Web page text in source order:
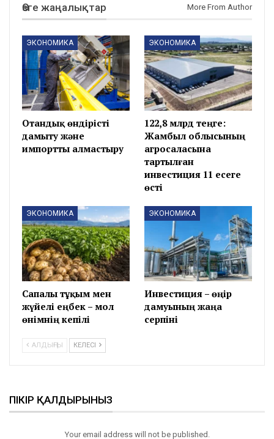
Өзге жаңалықтар More From Author
ЭКОНОМИКА
Отандық өндірісті
дамыту және
импортты алмастыру
ЭКОНОМИКА
122,8 млрд теңге:
Жамбыл облысының
агросаласына
тартылған
инвестиция 11 есеге
өсті
ЭКОНОМИКА
Сапалы тұқым мен
жүйелі еңбек – мол
өнімнің кепілі
ЭКОНОМИКА
Инвестиция – өңір
дамуының жаңа
серпіні
АЛДЫҢҒЫ КЕЛЕСІ
ПІКІР ҚАЛДЫРЫНЫЗ
Your email address will not be published.